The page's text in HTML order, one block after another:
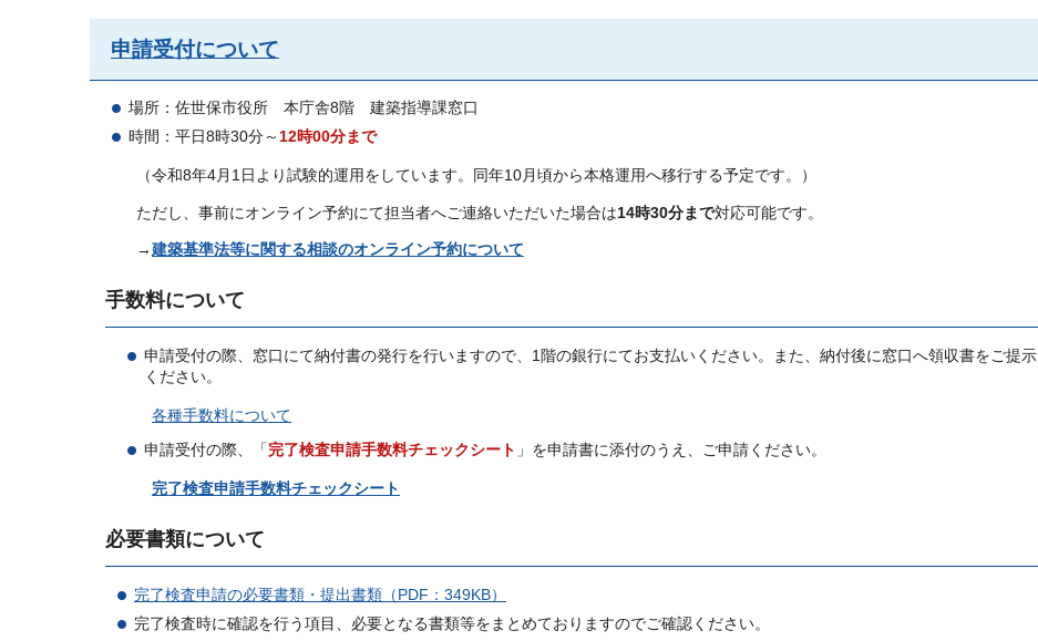
申請受付について
場所：佐世保市役所 本庁舎8階 建築指導課窓口
時間：平日8時30分～12時00分まで
（令和8年4月1日より試験的運用をしています。同年10月頃から本格運用へ移行する予定です。）
ただし、事前にオンライン予約にて担当者へご連絡いただいた場合は14時30分まで対応可能です。
→建築基準法等に関する相談のオンライン予約について
手数料について
申請受付の際、窓口にて納付書の発行を行いますので、1階の銀行にてお支払いください。また、納付後に窓口へ領収書をご提示
ください。
各種手数料について
申請受付の際、「完了検査申請手数料チェックシート 」を申請書に添付のうえ、ご申請ください。
完了検査申請手数料チェックシート
必要書類について
完了検査申請の必要書類・提出書類（PDF：349KB）
完了検査時に確認を行う項目、必要となる書類等をまとめておりますのでご確認ください。